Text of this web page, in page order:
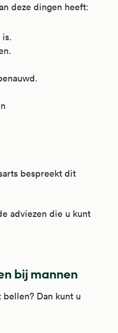
deze dingen heeft:
bespreekt dit
adviezen die u kunt
bij mannen
Dan kunt u